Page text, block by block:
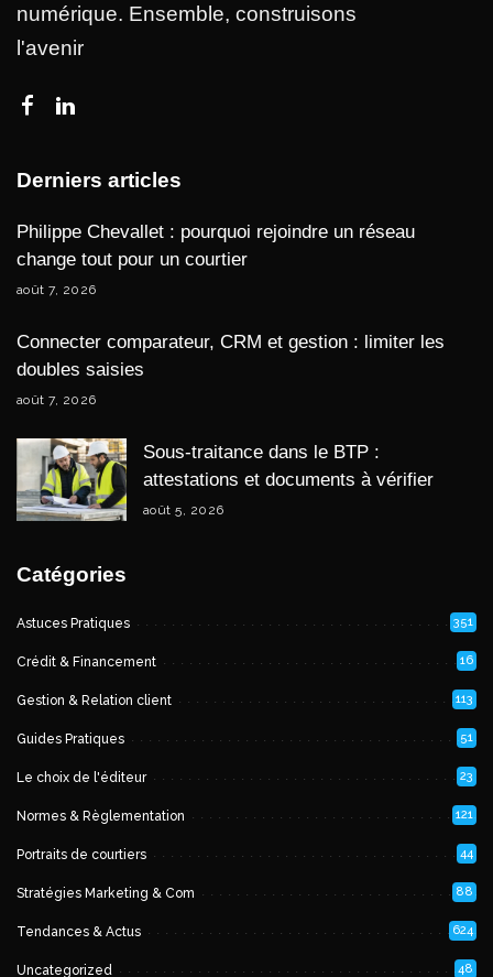
numérique. Ensemble, construisons
l'avenir
Derniers articles
Philippe Chevallet : pourquoi rejoindre un réseau
change tout pour un courtier
août 7, 2026
Connecter comparateur, CRM et gestion : limiter les
doubles saisies
août 7, 2026
Sous-traitance dans le BTP :
attestations et documents à vérifier
août 5, 2026
Catégories
Astuces Pratiques 351
Crédit & Financement 16
Gestion & Relation client 113
Guides Pratiques 51
Le choix de l'éditeur 23
Normes & Règlementation 121
Portraits de courtiers 44
Stratégies Marketing & Com 88
Tendances & Actus 624
Uncategorized 48